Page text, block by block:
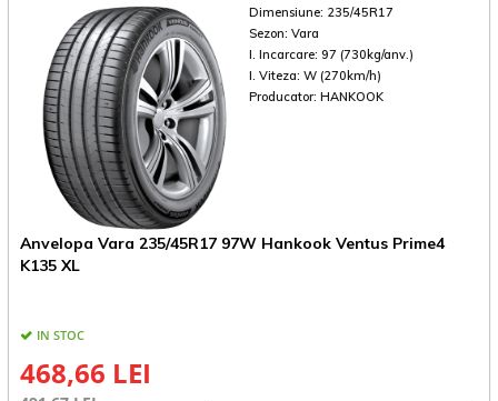
Dimensiune: 235/45R17
Sezon: Vara
I. Incarcare: 97 (730kg/anv.)
I. Viteza: W (270km/h)
Producator: HANKOOK
Anvelopa Vara 235/45R17 97W Hankook Ventus Prime4
K135 XL
IN STOC
468,66 LEI